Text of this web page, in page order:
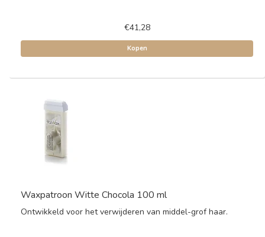
€41,28
Kopen
Waxpatroon Witte Chocola 100 ml
Ontwikkeld voor het verwijderen van middel-grof haar.